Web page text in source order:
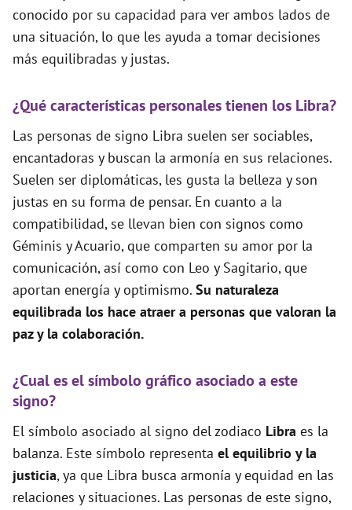
conocido por su capacidad para ver ambos lados de
una situación, lo que les ayuda a tomar decisiones
más equilibradas y justas.
¿Qué características personales tienen los Libra?
Las personas de signo Libra suelen ser sociables,
encantadoras y buscan la armonía en sus relaciones.
Suelen ser diplomáticas, les gusta la belleza y son
justas en su forma de pensar. En cuanto a la
compatibilidad, se llevan bien con signos como
Géminis y Acuario, que comparten su amor por la
comunicación, así como con Leo y Sagitario, que
aportan energía y optimismo. Su naturaleza
equilibrada los hace atraer a personas que valoran la
paz y la colaboración.
¿Cual es el símbolo gráfico asociado a este
signo?
El símbolo asociado al signo del zodiaco Libra es la
balanza. Este símbolo representa el equilibrio y la
justicia, ya que Libra busca armonía y equidad en las
relaciones y situaciones. Las personas de este signo,